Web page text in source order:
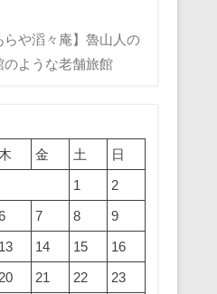
らや滔々庵】魯山人の
ような老舗旅館
木 金 土
日
1
2
7 8
9
13 14 15
16
20 21 22
23